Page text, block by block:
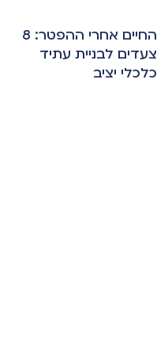
החיים אחרי ההפטר: 8
צעדים לבניית עתיד
כלכלי יציב